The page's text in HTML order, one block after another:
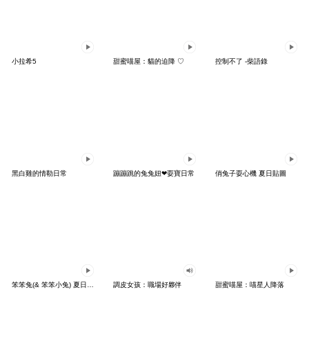
小拉希5 甜蜜喵屋：貓的迫降 ♡ 控制不了 -柴語錄
黑白雞的情勒日常 蹦蹦跳的兔兔妞❤耍寶日常 俏兔子耍心機 夏日貼圖
調皮女孩：職場好夥伴 甜蜜喵屋：喵星人降落